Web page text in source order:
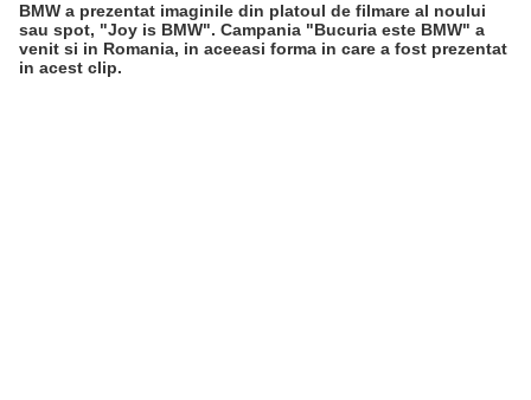
BMW a prezentat imaginile din platoul de filmare al noului
sau spot, "Joy is BMW". Campania "Bucuria este BMW" a
venit si in Romania, in aceeasi forma in care a fost prezentat
in acest clip.